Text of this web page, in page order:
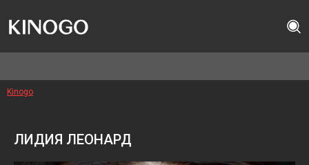
Kinogo
ЛИДИЯ ЛЕОНАРД